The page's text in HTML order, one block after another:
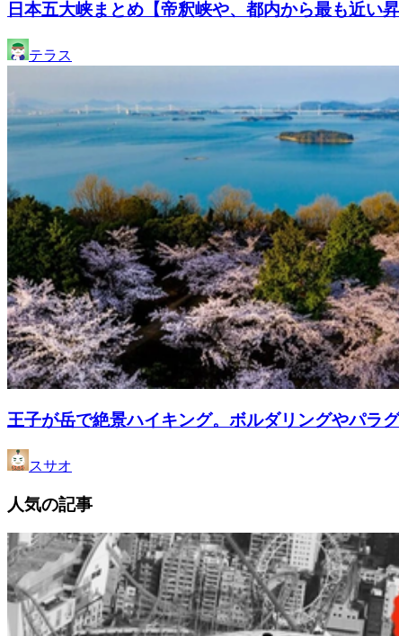
日本五大峡まとめ【帝釈峡や、都内から最も近い昇
テラス
王子が岳で絶景ハイキング。ボルダリングやパラ
スサオ
人気の記事